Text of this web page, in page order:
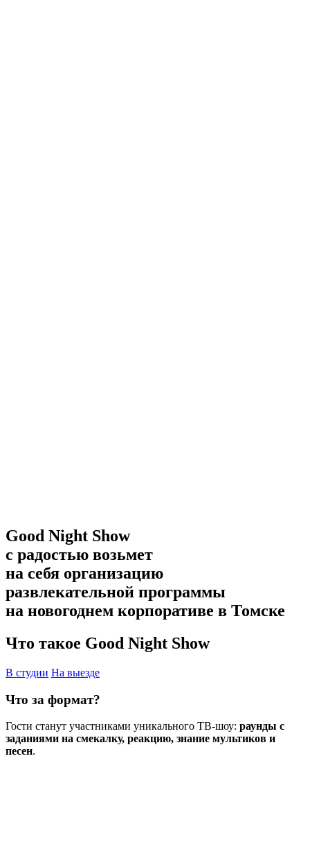
Good Night Show
с радостью возьмет
на себя организацию
развлекательной программы
на новогоднем корпоративе в Томске
Что такое Good Night Show
В студии На выезде
Что за формат?
Гости станут участниками уникального ТВ-шоу: раунды с
заданиями на смекалку, реакцию, знание мультиков и
песен.